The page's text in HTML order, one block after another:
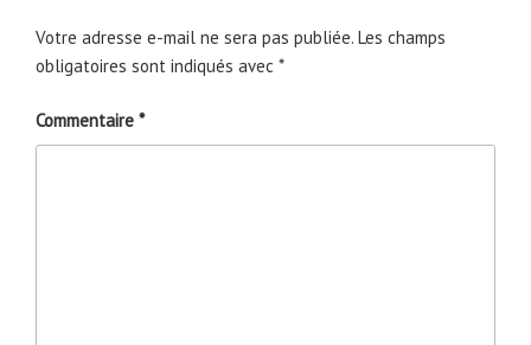
Votre adresse e-mail ne sera pas publiée. Les champs
obligatoires sont indiqués avec *
Commentaire *